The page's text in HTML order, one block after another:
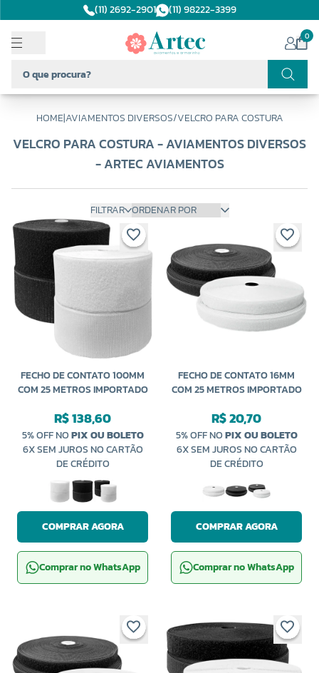
(11) 2692-2901 (11) 98222-3399
0
HOME|AVIAMENTOS DIVERSOS/VELCRO PARA COSTURA
VELCRO PARA COSTURA - AVIAMENTOS DIVERSOS
- ARTEC AVIAMENTOS
FILTRAR
FECHO DE CONTATO 100MM
COM 25 METROS IMPORTADO
R$ 138,60
5% OFF NOPIX OU BOLETO
6X SEM JUROS NO CARTÃO
DE CRÉDITO
COMPRAR AGORA
Comprar no WhatsApp
FECHO DE CONTATO 16MM
COM 25 METROS IMPORTADO
R$ 20,70
5% OFF NOPIX OU BOLETO
6X SEM JUROS NO CARTÃO
DE CRÉDITO
COMPRAR AGORA
Comprar no WhatsApp